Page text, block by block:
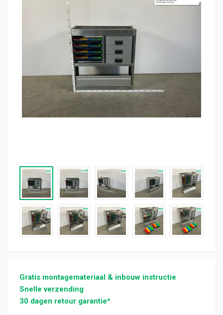
Gratis montagemateriaal & inbouw instructie
Snelle verzending
30 dagen retour garantie*